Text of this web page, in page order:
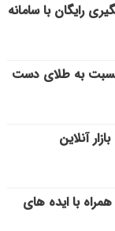
رایگان با سامانه
به طلای دست
آنلاین
با ایده های